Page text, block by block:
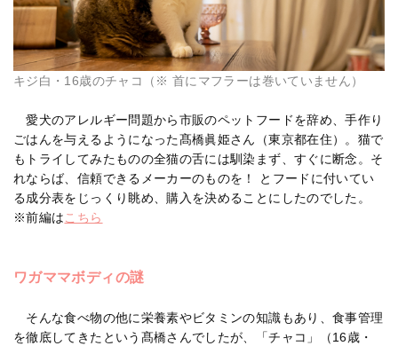
キジ白・16歳のチャコ（※ 首にマフラーは巻いていません）
愛犬のアレルギー問題から市販のペットフードを辞め、手作り
ごはんを与えるようになった髙橋眞姫さん（東京都在住）。猫で
もトライしてみたものの全猫の舌には馴染まず、すぐに断念。そ
れならば、信頼できるメーカーのものを！ とフードに付いてい
る成分表をじっくり眺め、購入を決めることにしたのでした。
※前編はこちら
ワガママボディの謎
そんな食べ物の他に栄養素やビタミンの知識もあり、食事管理
を徹底してきたという髙橋さんでしたが、「チャコ」（16歳・